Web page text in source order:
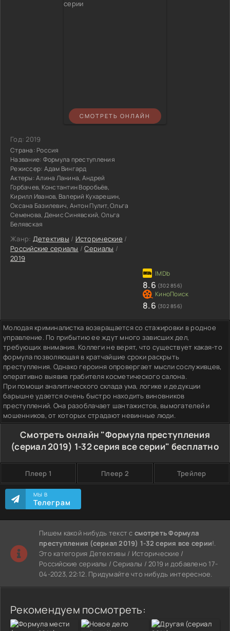
СМОТРЕТЬ ОНЛАЙН
Год:2019
Страна: Россия
Название: Формула преступления
Режиссер: Адам Вингард
Актеры:Алина Ланина, Андрей
Горбачев, Константин Воробьёв,
Кирилл Иванов, Валерий Кухарешин,
Оксана Базилевич, Антон Пулит, Ольга
Семенова, Денис Синявский, Ольга
Белявская
Жанр: Детективы / Исторические /
Российские сериалы /Сериалы /
2019
8.6 (302 856)
8.6 (302 856)
Молодая криминалистка возвращается со стажировки в родное
управление. По прибытию ее ждут много зависших дел,
требующих внимания. Коллеги не верят, что существует какая-то
формула позволяющая в кратчайшие сроки раскрыть
преступления. Однако героиня опровергает мысли сослуживцев,
оперативно выявив грабителя косметического салона.
При помощи аналитического склада ума, логике и дедукции
барышне удается очень быстро находить виновников
преступлений. Она разоблачает шантажистов, вымогателей и
мошенников, от которых страдают невинные люди.
Смотреть онлайн "Формула преступления
(сериал 2019) 1-32 серия все серии" бесплатно
Плеер 1 Плеер 2 Трейлер
МЫ В
Телеграм
Пишем какой нибудь текст ссмотреть Формула
преступления (сериал 2019) 1-32 серия все серии!.
Это категория Детективы / Исторические /
Российские сериалы / Сериалы / 2019 и добавлено 17-
04-2023, 22:12. Придумайте что нибудь интересное.
Рекомендуем посмотреть: